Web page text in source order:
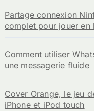
Partage connexion
complet pour jouer en
Comment utiliser
une messagerie fluide
Cover Orange, le jeu
iPhone et iPod touch